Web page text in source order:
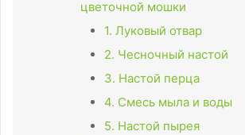
цветочной мошки
1. Луковый отвар
2. Чесночный настой
3. Настой перца
4. Смесь мыла и воды
5. Настой пырея